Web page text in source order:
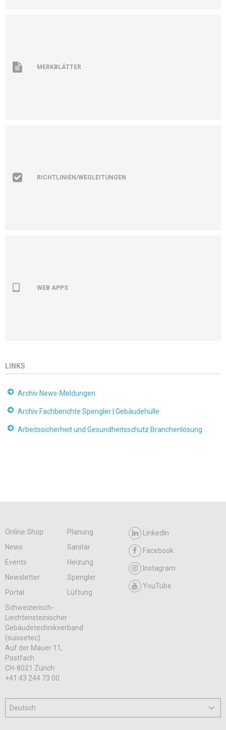
MERKBLÄTTER
RICHTLINIEN/WEGLEITUNGEN
WEB APPS
LINKS
Archiv News-Meldungen
Archiv Fachberichte Spengler | Gebäudehülle
Arbeitssicherheit und Gesundheitsschutz Branchenlösung
Online Shop
Planung
News
Sanitär
Events
Heizung
Newsletter
Spengler
Portal
Lüftung
LinkedIn
Facebook
Instagram
YouTube
Schweizerisch-
Liechtensteinischer
Gebäudetechnikverband
(suissetec)
Auf der Mauer 11,
Postfach
CH-8021 Zürich
+41 43 244 73 00